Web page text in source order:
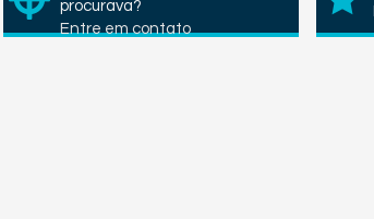
procurava?
Entre em contato